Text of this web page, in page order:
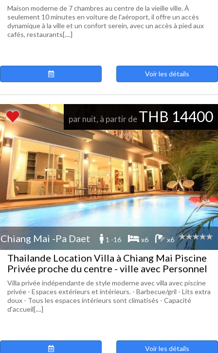
Maison moderne de 7 chambres au centre de la vieille ville. À
seulement 10 minutes en voiture de l'aéroport, il offre un accès
dynamique à la ville et un confort serein, avec un accès à pied aux
cafés, restaurants[....]
Voir les détails
par nuit, à partir deTHB 14400
Chiang Mai -Pa Daet 1 -16 x6 x6
Thailande Location Villa à Chiang Mai Piscine
Privée proche du centre - ville avec Personnel
Villa privée indépendante de style moderne avec villa avec piscine
privée - Espaces extérieurs et intérieurs. - Barbecue/gril - Lits extra
doux - Tous les espaces intérieurs sont climatisés - Capacité
d'accueil[....]
Voir les détails